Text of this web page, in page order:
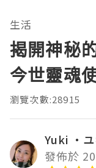
生活
揭開神秘
今世靈魂
瀏覽次數:28915
Yuki ‧ユ
發佈於